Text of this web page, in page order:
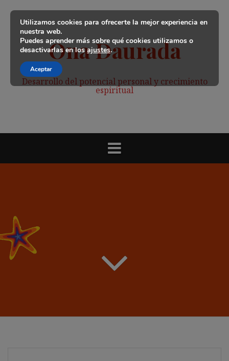
contenido
Ona Daurada
Desarrollo del potencial personal y crecimiento
espiritual
Utilizamos cookies para ofrecerte la mejor experiencia en
nuestra web.
Puedes aprender más sobre qué cookies utilizamos o
desactivarlas en losajustes.
Aceptar